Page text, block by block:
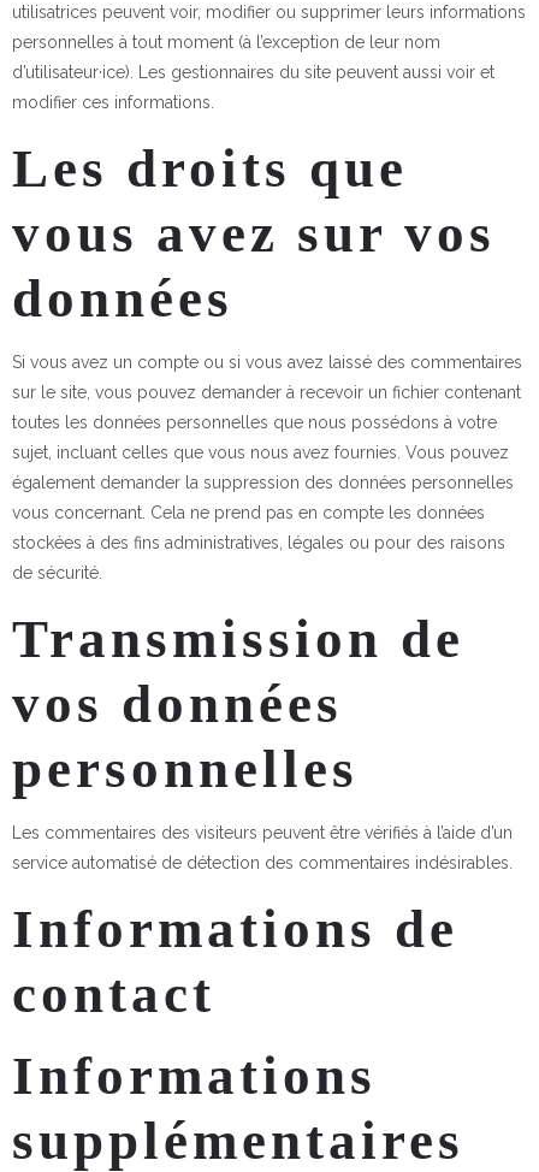
utilisatrices peuvent voir, modifier ou supprimer leurs informations
personnelles à tout moment (à l’exception de leur nom
d’utilisateur·ice). Les gestionnaires du site peuvent aussi voir et
modifier ces informations.
Les droits que
vous avez sur vos
données
Si vous avez un compte ou si vous avez laissé des commentaires
sur le site, vous pouvez demander à recevoir un fichier contenant
toutes les données personnelles que nous possédons à votre
sujet, incluant celles que vous nous avez fournies. Vous pouvez
également demander la suppression des données personnelles
vous concernant. Cela ne prend pas en compte les données
stockées à des fins administratives, légales ou pour des raisons
de sécurité.
Transmission de
vos données
personnelles
Les commentaires des visiteurs peuvent être vérifiés à l’aide d’un
service automatisé de détection des commentaires indésirables.
Informations de
contact
Informations
supplémentaires